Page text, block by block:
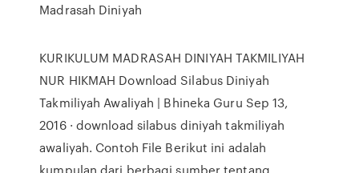
Madrasah Diniyah
KURIKULUM MADRASAH DINIYAH TAKMILIYAH
NUR HIKMAH Download Silabus Diniyah
Takmiliyah Awaliyah | Bhineka Guru Sep 13,
2016 · download silabus diniyah takmiliyah
awaliyah. Contoh File Berikut ini adalah
kumpulan dari berbagi sumber tentang